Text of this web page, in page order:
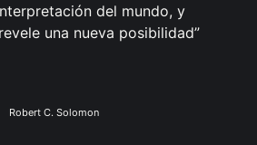
del mundo, y
una nueva posibilidad”
Robert C. Solomon